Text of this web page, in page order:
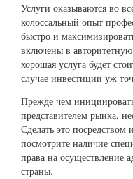
Услуги оказываются во
колоссальный опыт
быстро и
включены в
хорошая услуга будет
случае инвестиции уж
Прежде чем
представителем рынка,
Сделать это посредством
посмотрите наличие
права на осуществление
страны.